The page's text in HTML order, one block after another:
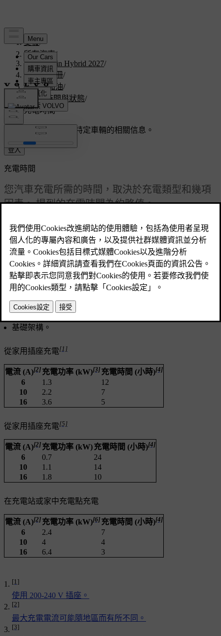
支援/
所有汽車/
V60 Plug-in Hybrid 2027/
使用者手冊/
充電與加油/
充電時間與狀態/
充電時間
客製化支援 獲取與您特定車輛的相關信息。
登入
已更新 2025/04/16
充電時間
您汽車充電所需的時間，取決於充電類型和幾項
因素。 提到的充電時間為約略值。
可能影響充電時間之因素的一些範例包括：
預調節
環境溫度
電池溫度
充電設備
電池大小
電池狀況和汽車狀況
基礎架構。
從家用插座充電[1]
電流 (A)[2] 充電功率 (kW)[3] 充電時間 (小時)[4]
6 1.3
12
10
2.2
7
16
3.6 5
從家用插座充電[5]
電流 (A)[2] 充電功率 (kW)充電時間 (小時)[4]
6 0.7
24
10
1.1
14
16
1.8 10
在充電站或家中充電點充電
電流 (A)[2] 充電功率 (kW)[6] 充電時間 (小時)[4]
6 2.4
7
10
4
4
16
6.4 3
[1]
使用 200-240 V 插座。
[2]
最大充電電流可能隨地區而有所不同。
[3]